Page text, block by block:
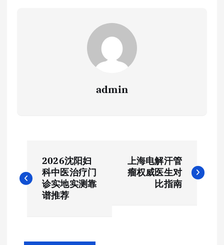
admin
章
2026沈阳妇
科中医治疗门
诊实地实测靠
谱推荐
上海电解汗管
瘤权威医生对
比指南